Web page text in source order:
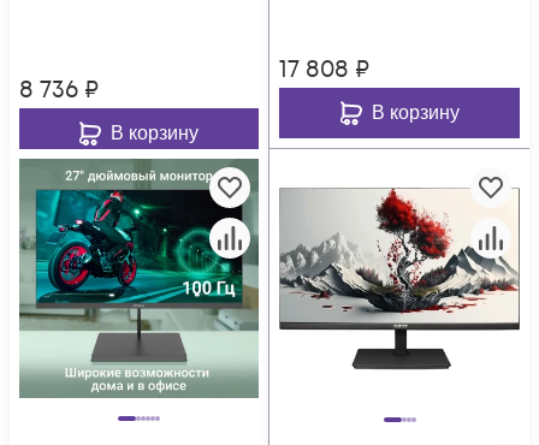
8 736 ₽
В корзину
17 808 ₽
В корзину